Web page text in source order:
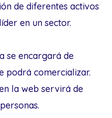
de diferentes activos
en un sector.
se encargará de
podrá comercializar.
la web servirá de